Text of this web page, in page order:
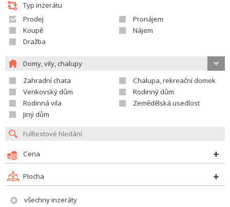
Typ inzerátu
Prodej
Pronájem
Koupě
Nájem
Dražba
Domy, vily, chalupy
Zahradní chata
Chalupa, rekreační domek
Venkovský dům
Rodinný dům
Rodinná vila
Zemědělská usedlost
Jiný dům
Cena
Plocha
všechny inzeráty